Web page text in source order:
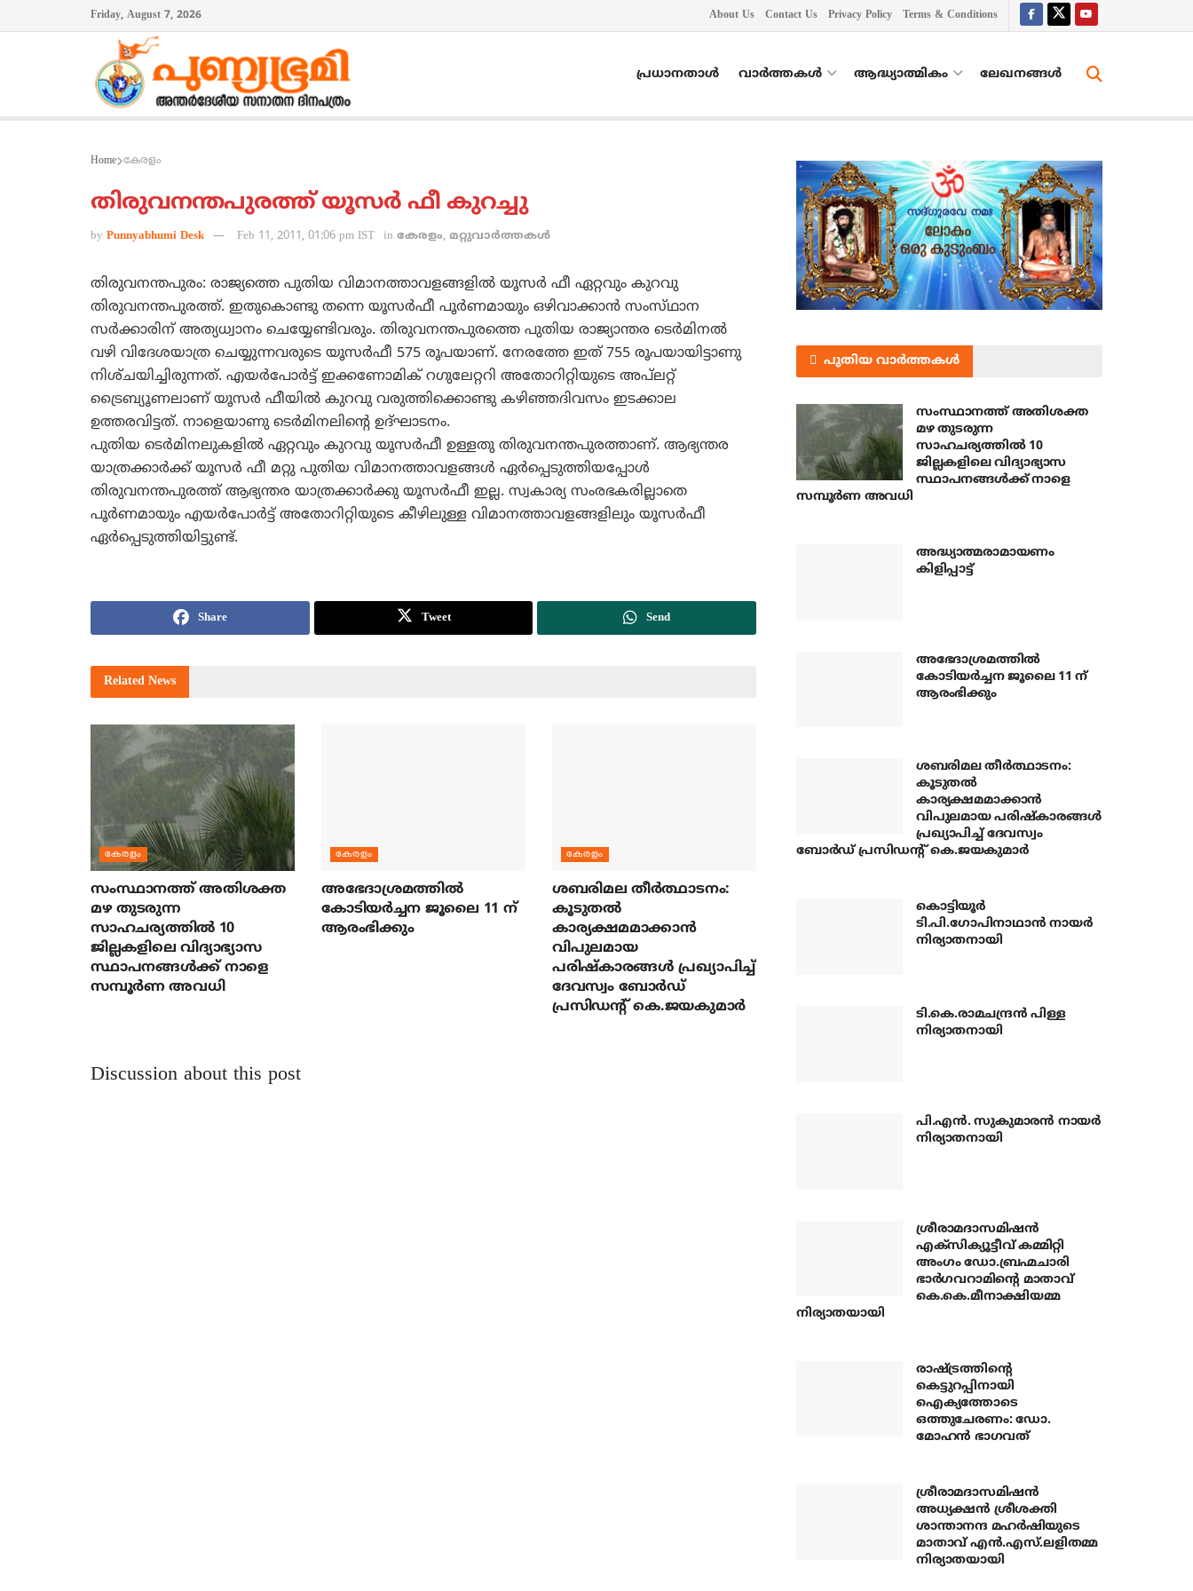
Friday, August 7, 2026 About Us Contact Us Privacy Policy Terms & Conditions
പ്രധാനതാൾ വാർത്തകൾ ആദ്ധ്യാത്മികം ലേഖനങ്ങള്‍
Home കേരളം
തിരുവനന്തപുരത്ത്‌ യൂസര്‍ ഫീ കുറച്ചു
by Punnyabhumi Desk Feb 11, 2011, 01:06 pm IST in കേരളം, മറ്റുവാര്‍ത്തകള്‍
തിരുവനന്തപുരം: രാജ്യത്തെ പുതിയ വിമാനത്താവളങ്ങളില്‍ യൂസര്‍ ഫീ ഏറ്റവും കുറവു
തിരുവനന്തപുരത്ത്‌. ഇതുകൊണ്ടു തന്നെ യൂസര്‍ഫീ പൂര്‍ണമായും ഒഴിവാക്കാന്‍ സംസ്‌ഥാന
സര്‍ക്കാരിന്‌ അത്യധ്വാനം ചെയ്യേണ്ടിവരും. തിരുവനന്തപുരത്തെ പുതിയ രാജ്യാന്തര ടെര്‍മിനല്‍
വഴി വിദേശയാത്ര ചെയ്യുന്നവരുടെ യൂസര്‍ഫീ 575 രൂപയാണ്‌. നേരത്തേ ഇത്‌ 755 രൂപയായിട്ടാണു
നിശ്‌ചയിച്ചിരുന്നത്‌. എയര്‍പോര്‍ട്ട്‌ ഇക്കണോമിക്‌ റഗുലേറ്ററി അതോറിറ്റിയുടെ അപ്‌ലറ്റ്‌
ട്രൈബ്യൂണലാണ്‌ യൂസര്‍ ഫീയില്‍ കുറവു വരുത്തിക്കൊണ്ടു കഴിഞ്ഞദിവസം ഇടക്കാല
ഉത്തരവിട്ടത്‌. നാളെയാണു ടെര്‍മിനലിന്റെ ഉദ്‌ഘാടനം.
പുതിയ ടെര്‍മിനലുകളില്‍ ഏറ്റവും കുറവു യൂസര്‍ഫീ ഉള്ളതു തിരുവനന്തപുരത്താണ്‌. ആഭ്യന്തര
യാത്രക്കാര്‍ക്ക്‌ യൂസര്‍ ഫീ മറ്റു പുതിയ വിമാനത്താവളങ്ങള്‍ ഏര്‍പ്പെടുത്തിയപ്പോള്‍
തിരുവനന്തപുരത്ത്‌ ആഭ്യന്തര യാത്രക്കാര്‍ക്കു യൂസര്‍ഫീ ഇല്ല. സ്വകാര്യ സംരഭകരില്ലാതെ
പൂര്‍ണമായും എയര്‍പോര്‍ട്ട്‌ അതോറിറ്റിയുടെ കീഴിലുള്ള വിമാനത്താവളങ്ങളിലും യൂസര്‍ഫീ
ഏര്‍പ്പെടുത്തിയിട്ടുണ്ട്‌.
Share Tweet Send
Related News
കേരളം
സംസ്ഥാനത്ത് അതിശക്ത
മഴ തുടരുന്ന
സാഹചര്യത്തിൽ 10
ജില്ലകളിലെ വിദ്യാഭ്യാസ
സ്ഥാപനങ്ങൾക്ക് നാളെ
സമ്പൂർണ അവധി
കേരളം
അഭേദാശ്രമത്തില്‍
കോടിയര്‍ച്ചന ജൂലൈ 11 ന്
ആരംഭിക്കും
കേരളം
ശബരിമല തീര്‍ത്ഥാടനം:
കൂടുതല്‍
കാര്യക്ഷമമാക്കാന്‍
വിപുലമായ
പരിഷ്‌കാരങ്ങള്‍ പ്രഖ്യാപിച്ച്
ദേവസ്വം ബോര്‍ഡ്
പ്രസിഡന്റ് കെ.ജയകുമാര്‍
Discussion about this post
പുതിയ വാർത്തകൾ
സംസ്ഥാനത്ത് അതിശക്ത
മഴ തുടരുന്ന
സാഹചര്യത്തിൽ 10
ജില്ലകളിലെ വിദ്യാഭ്യാസ
സ്ഥാപനങ്ങൾക്ക് നാളെ
സമ്പൂർണ അവധി
അദ്ധ്യാത്മരാമായണം
കിളിപ്പാട്ട്
അഭേദാശ്രമത്തില്‍
കോടിയര്‍ച്ചന ജൂലൈ 11 ന്
ആരംഭിക്കും
ശബരിമല തീര്‍ത്ഥാടനം:
കൂടുതല്‍
കാര്യക്ഷമമാക്കാന്‍
വിപുലമായ പരിഷ്‌കാരങ്ങള്‍
പ്രഖ്യാപിച്ച് ദേവസ്വം
ബോര്‍ഡ് പ്രസിഡന്റ് കെ.ജയകുമാര്‍
കൊട്ടിയൂര്‍
ടി.പി.ഗോപിനാഥാന്‍ നായര്‍
നിര്യാതനായി
ടി.കെ.രാമചന്ദ്രന്‍ പിള്ള
നിര്യാതനായി
പി.എന്‍. സുകുമാരന്‍ നായര്‍
നിര്യാതനായി
ശ്രീരാമദാസമിഷന്‍
എക്‌സിക്യൂട്ടീവ് കമ്മിറ്റി
അംഗം ഡോ.ബ്രഹ്മചാരി
ഭാര്‍ഗവറാമിന്റെ മാതാവ്
കെ.കെ.മീനാക്ഷിയമ്മ
നിര്യാതയായി
രാഷ്ട്രത്തിന്റെ
കെട്ടുറപ്പിനായി
ഐക്യത്തോടെ
ഒത്തുചേരണം: ഡോ.
മോഹന്‍ ഭാഗവത്
ശ്രീരാമദാസമിഷന്‍
അധ്യക്ഷന്‍ ശ്രീശക്തി
ശാന്താനന്ദ മഹര്‍ഷിയുടെ
മാതാവ് എന്‍.എസ്.ലളിതമ്മ
നിര്യാതയായി